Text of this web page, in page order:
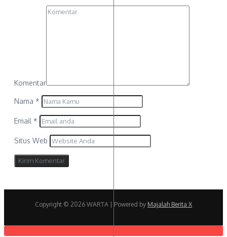
Komentar
Nama *
Email *
Situs Web
Copyright © 2026 WARTA | Powered by Majalah Berita X